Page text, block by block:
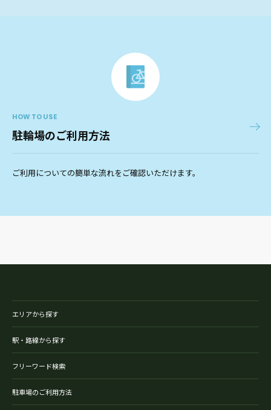
HOW TO USE
駐輪場のご利用方法
ご利用についての簡単な流れをご確認いただけます。
エリアから探す
駅・路線から探す
フリーワード検索
駐車場のご利用方法